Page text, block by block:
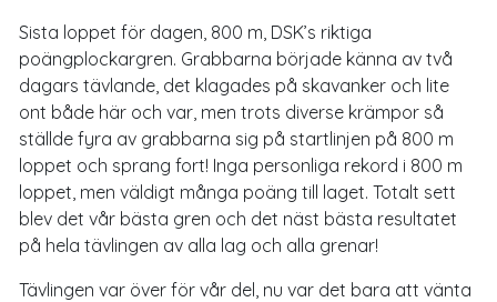
Sista loppet för dagen, 800 m, DSK’s riktiga
poängplockargren. Grabbarna började känna av två
dagars tävlande, det klagades på skavanker och lite
ont både här och var, men trots diverse krämpor så
ställde fyra av grabbarna sig på startlinjen på 800 m
loppet och sprang fort! Inga personliga rekord i 800 m
loppet, men väldigt många poäng till laget. Totalt sett
blev det vår bästa gren och det näst bästa resultatet
på hela tävlingen av alla lag och alla grenar!
Tävlingen var över för vår del, nu var det bara att vänta